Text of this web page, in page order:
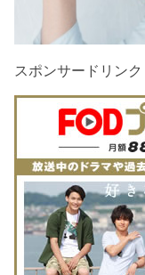
スポンサードリンク